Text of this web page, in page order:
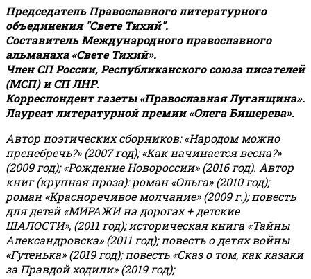
Председатель Православного литературного
объединения "Свете Тихий".
Составитель Международного православного
альманаха «Свете Тихий».
Член СП России, Республиканского союза писателей
(МСП) и СП ЛНР.
Корреспондент газеты «Православная Луганщина».
Лауреат литературной премии «Олега Бишерева».
Автор поэтических сборников: «Народом можно
пренебречь?» (2007 год); «Как начинается весна?»
(2009 год); «Рождение Новороссии» (2016 год). Автор
книг (крупная проза): роман «Ольга» (2010 год);
роман «Красноречивое молчание» (2009 г.); повесть
для детей «МИРАЖИ на дорогах + детские
ШАЛОСТИ», (2011 год); историческая книга «Тайны
Александровска» (2011 год); повесть о детях войны
«Гутенька» (2019 год); повесть «Сказ о том, как казаки
за Правдой ходили» (2019 год);